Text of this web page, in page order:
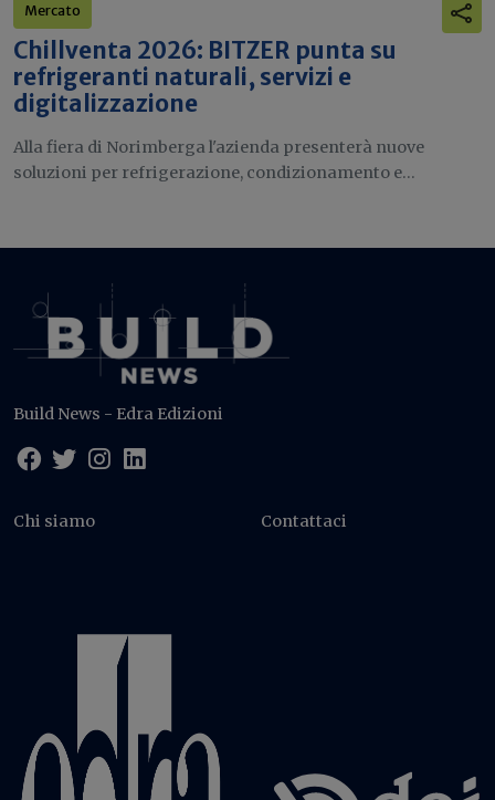
Mercato
Chillventa 2026: BITZER punta su
refrigeranti naturali, servizi e
digitalizzazione
Alla fiera di Norimberga l'azienda presenterà nuove
soluzioni per refrigerazione, condizionamento e...
Build News - Edra Edizioni
Chi siamo Contattaci